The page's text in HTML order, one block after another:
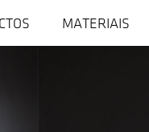
MATERIAIS